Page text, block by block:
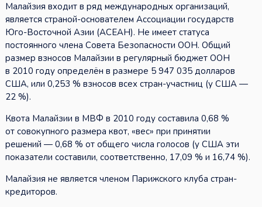
Малайзия входит в ряд международных организаций,
является страной-основателем Ассоциации государств
Юго-Восточной Азии (АСЕАН). Не имеет статуса
постоянного члена Совета Безопасности ООН. Общий
размер взносов Малайзии в регулярный бюджет ООН
в 2010 году определён в размере 5 947 035 долларов
США, или 0,253 % взносов всех стран-участниц (у США —
22 %).
Квота Малайзии в МВФ в 2010 году составила 0,68 %
от совокупного размера квот, «вес» при принятии
решений — 0,68 % от общего числа голосов (у США эти
показатели составили, соответственно, 17,09 % и 16,74 %).
Малайзия не является членом Парижского клуба стран-
кредиторов.